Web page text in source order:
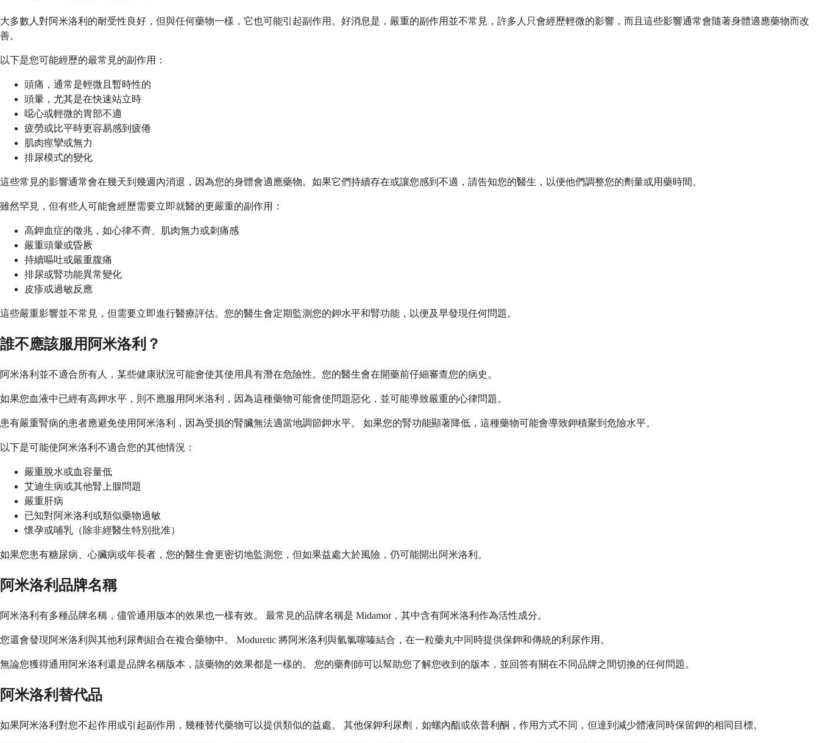
大多數人對阿米洛利的耐受性良好，但與任何藥物一樣，它也可能引起副作用。好消息是，嚴重的副作用並不常見，許多人只會經歷輕微的影響，而且這些影響通常會隨著身體適應藥物而改
善。
以下是您可能經歷的最常見的副作用：
頭痛，通常是輕微且暫時性的
頭暈，尤其是在快速站立時
噁心或輕微的胃部不適
疲勞或比平時更容易感到疲倦
肌肉痙攣或無力
排尿模式的變化
這些常見的影響通常會在幾天到幾週內消退，因為您的身體會適應藥物。如果它們持續存在或讓您感到不適，請告知您的醫生，以便他們調整您的劑量或用藥時間。
雖然罕見，但有些人可能會經歷需要立即就醫的更嚴重的副作用：
高鉀血症的徵兆，如心律不齊、肌肉無力或刺痛感
嚴重頭暈或昏厥
持續嘔吐或嚴重腹痛
排尿或腎功能異常變化
皮疹或過敏反應
這些嚴重影響並不常見，但需要立即進行醫療評估。您的醫生會定期監測您的鉀水平和腎功能，以便及早發現任何問題。
誰不應該服用阿米洛利？
阿米洛利並不適合所有人，某些健康狀況可能會使其使用具有潛在危險性。您的醫生會在開藥前仔細審查您的病史。
如果您血液中已經有高鉀水平，則不應服用阿米洛利，因為這種藥物可能會使問題惡化，並可能導致嚴重的心律問題。
患有嚴重腎病的患者應避免使用阿米洛利，因為受損的腎臟無法適當地調節鉀水平。 如果您的腎功能顯著降低，這種藥物可能會導致鉀積聚到危險水平。
以下是可能使阿米洛利不適合您的其他情況：
嚴重脫水或血容量低
艾迪生病或其他腎上腺問題
嚴重肝病
已知對阿米洛利或類似藥物過敏
懷孕或哺乳（除非經醫生特別批准）
如果您患有糖尿病、心臟病或年長者，您的醫生會更密切地監測您，但如果益處大於風險，仍可能開出阿米洛利。
阿米洛利品牌名稱
阿米洛利有多種品牌名稱，儘管通用版本的效果也一樣有效。 最常見的品牌名稱是 Midamor，其中含有阿米洛利作為活性成分。
您還會發現阿米洛利與其他利尿劑組合在複合藥物中。 Moduretic 將阿米洛利與氫氯噻嗪結合，在一粒藥丸中同時提供保鉀和傳統的利尿作用。
無論您獲得通用阿米洛利還是品牌名稱版本，該藥物的效果都是一樣的。 您的藥劑師可以幫助您了解您收到的版本，並回答有關在不同品牌之間切換的任何問題。
阿米洛利替代品
如果阿米洛利對您不起作用或引起副作用，幾種替代藥物可以提供類似的益處。 其他保鉀利尿劑，如螺內酯或依普利酮，作用方式不同，但達到減少體液同時保留鉀的相同目標。